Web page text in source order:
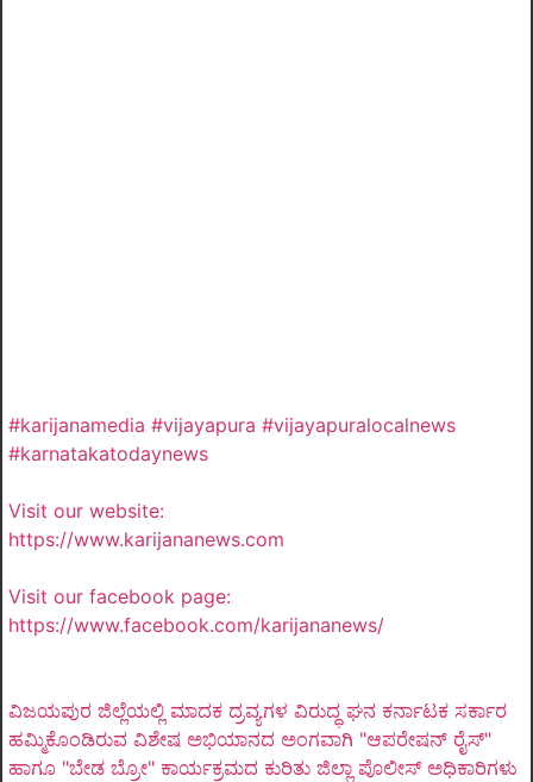
#karijanamedia #vijayapura #vijayapuralocalnews
#karnatakatodaynews
Visit our website:
https://www.karijananews.com
Visit our facebook page:
https://www.facebook.com/karijananews/
ವಿಜಯಪುರ ಜಿಲ್ಲೆಯಲ್ಲಿ ಮಾದಕ ದ್ರವ್ಯಗಳ ವಿರುದ್ಧ ಘನ ಕರ್ನಾಟಕ ಸರ್ಕಾರ
ಹಮ್ಮಿಕೊಂಡಿರುವ ವಿಶೇಷ ಅಭಿಯಾನದ ಅಂಗವಾಗಿ "ಆಪರೇಷನ್ ರೈಸ್"
ಹಾಗೂ "ಬೇಡ ಬ್ರೋ" ಕಾರ್ಯಕ್ರಮದ ಕುರಿತು ಜಿಲ್ಲಾ ಪೊಲೀಸ್ ಅಧಿಕಾರಿಗಳು